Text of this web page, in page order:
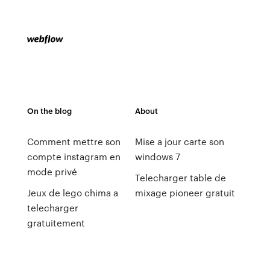
On the blog
Comment mettre son
compte instagram en
mode privé
Jeux de lego chima a
telecharger
gratuitement
About
Mise a jour carte son
windows 7
Telecharger table de
mixage pioneer gratuit